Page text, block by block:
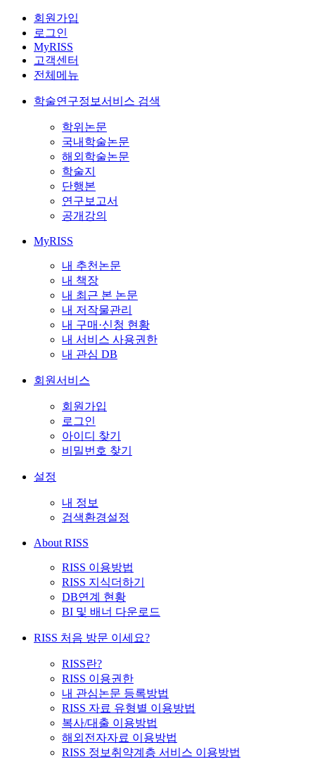
회원가입
로그인
MyRISS
고객센터
전체메뉴
학술연구정보서비스 검색
학위논문
국내학술논문
해외학술논문
학술지
단행본
연구보고서
공개강의
MyRISS
내 추천논문
내 책장
내 최근 본 논문
내 저작물관리
내 구매·신청 현황
내 서비스 사용권한
내 관심 DB
회원서비스
회원가입
로그인
아이디 찾기
비밀번호 찾기
설정
내 정보
검색환경설정
About RISS
RISS 이용방법
RISS 지식더하기
DB연계 현황
BI 및 배너 다운로드
RISS 처음 방문 이세요?
RISS란?
RISS 이용권한
내 관심논문 등록방법
RISS 자료 유형별 이용방법
복사/대출 이용방법
해외전자자료 이용방법
RISS 정보취약계층 서비스 이용방법